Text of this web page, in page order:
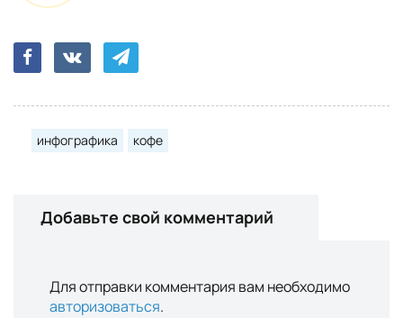
инфографика кофе
Добавьте свой комментарий
Для отправки комментария вам необходимо
авторизоваться.